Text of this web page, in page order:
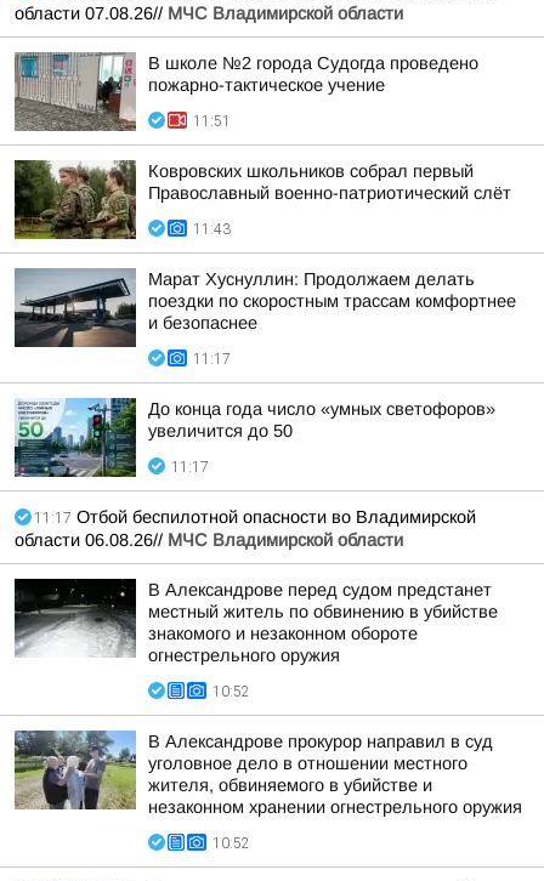
области 07.08.26// МЧС Владимирской области
В школе №2 города Судогда проведено
пожарно-тактическое учение
11:51
Ковровских школьников собрал первый
Православный военно-патриотический слёт
11:43
Марат Хуснуллин: Продолжаем делать
поездки по скоростным трассам комфортнее
и безопаснее
11:17
До конца года число «умных светофоров»
увеличится до 50
11:17
11:17 Отбой беспилотной опасности во Владимирской
области 06.08.26// МЧС Владимирской области
В Александрове перед судом предстанет
местный житель по обвинению в убийстве
знакомого и незаконном обороте
огнестрельного оружия
10:52
В Александрове прокурор направил в суд
уголовное дело в отношении местного
жителя, обвиняемого в убийстве и
незаконном хранении огнестрельного оружия
10:52